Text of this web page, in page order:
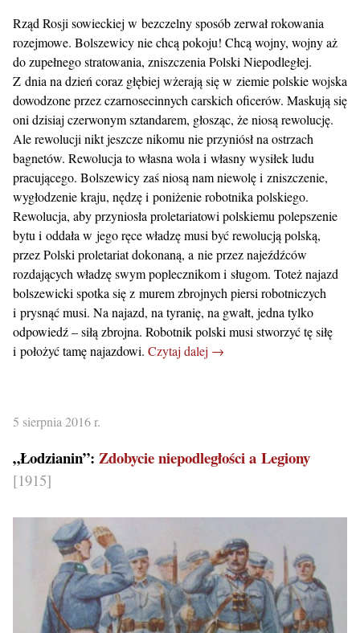
Rząd Rosji sowieckiej w bezczelny sposób zerwał rokowania
rozejmowe. Bolszewicy nie chcą pokoju! Chcą wojny, wojny aż
do zupełnego stratowania, zniszczenia Polski Niepodległej.
Z dnia na dzień coraz głębiej wżerają się w ziemie polskie wojska
dowodzone przez czarnosecinnych carskich oficerów. Maskują się
oni dzisiaj czerwonym sztandarem, głosząc, że niosą rewolucję.
Ale rewolucji nikt jeszcze nikomu nie przyniósł na ostrzach
bagnetów. Rewolucja to własna wola i własny wysiłek ludu
pracującego. Bolszewicy zaś niosą nam niewolę i zniszczenie,
wygłodzenie kraju, nędzę i poniżenie robotnika polskiego.
Rewolucja, aby przyniosła proletariatowi polskiemu polepszenie
bytu i oddała w jego ręce władzę musi być rewolucją polską,
przez Polski proletariat dokonaną, a nie przez najeźdźców
rozdających władzę swym poplecznikom i sługom. Toteż najazd
bolszewicki spotka się z murem zbrojnych piersi robotniczych
i prysnąć musi. Na najazd, na tyranię, na gwałt, jedna tylko
odpowiedź – siłą zbrojna. Robotnik polski musi stworzyć tę siłę
i położyć tamę najazdowi. Czytaj dalej →
5 sierpnia 2016 r.
„Łodzianin”: Zdobycie niepodległości a Legiony
[1915]